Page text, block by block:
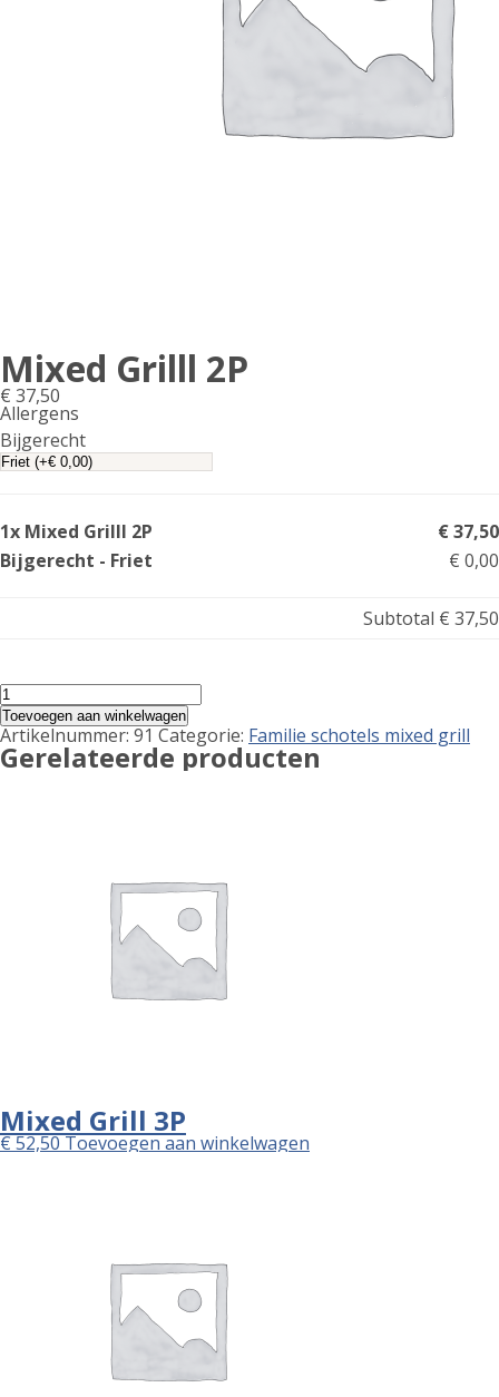
Mixed Grilll 2P
€ 37,50
Allergens
Product
allergen
Bijgerecht
1x Mixed Grilll 2P
€ 37,50
Bijgerecht - Friet
€ 0,00
Subtotal € 37,50
Mixed
Grilll
2P
aantal
Toevoegen aan winkelwagen
Artikelnummer: 91 Categorie: Familie schotels mixed grill
Gerelateerde producten
Mixed Grill 3P
€52,50Toevoegen aan winkelwagen